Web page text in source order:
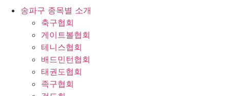
송파구 종목별 소개
축구협회
게이트볼협회
테니스협회
배드민턴협회
태권도협회
족구협회